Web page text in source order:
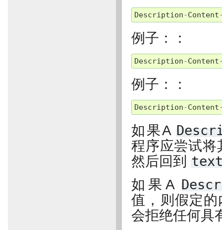
Description-Content
例子：：
Description-Content
例子：：
Description-Content
如果A
程序应尝试
然后回到
如果A
值，则假定
会拒绝任何具